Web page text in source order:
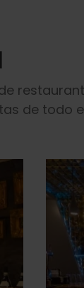
de todo